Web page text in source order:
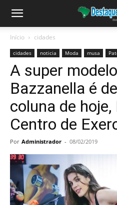
Início cidades
cidades noticia Moda musa
A super
Bazzanella é
coluna de
Centro de
Por Administrador - 08/02/2019